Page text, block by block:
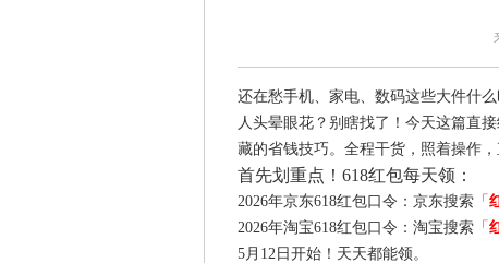
还在愁手机、家电、数码这些大件什
人头晕眼花？别瞎找了！今天这篇直
藏的省钱技巧。全程干货，照着操作，
首先划重点！618红包每天领：
2026年京东618红包口令：京东搜索 「
2026年淘宝618红包口令：淘宝搜索 「
5月12日开始！天天都能领。